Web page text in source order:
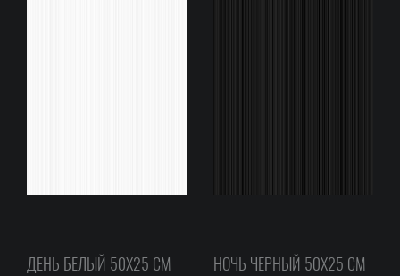
ДЕНЬ БЕЛЫЙ 50Х25 СМ НОЧЬ ЧЕРНЫЙ 50Х25 СМ